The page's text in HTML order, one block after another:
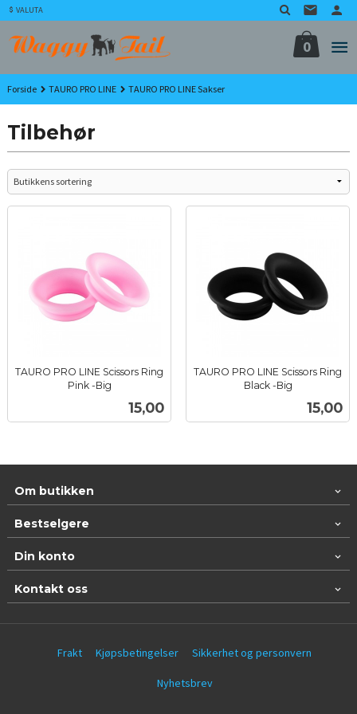
Gå
til
innholdet
VALUTA
0
Forside TAURO PRO LINE TAURO PRO LINE Sakser
Tilbehør
TAURO PRO LINE Scissors Ring
Pink -Big
Pris
15,00
TAURO PRO LINE Scissors Ring
Black -Big
Pris
15,00
Om butikken
Bestselgere
Din konto
Kontakt oss
Frakt Kjøpsbetingelser Sikkerhet og personvern
Nyhetsbrev